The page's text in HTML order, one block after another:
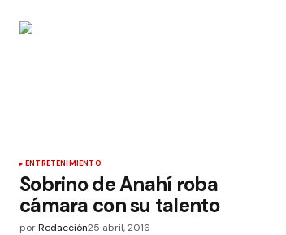
ENTRETENIMIENTO
Sobrino de Anahí roba
cámara con su talento
porRedacción25 abril, 2016